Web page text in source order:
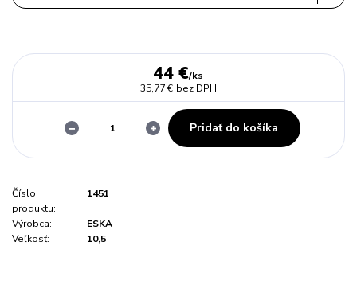
44 €/ks
35,77 € bez DPH
Pridať do košíka
Číslo
produktu:
1451
Výrobca:
ESKA
Veľkosť:
10,5